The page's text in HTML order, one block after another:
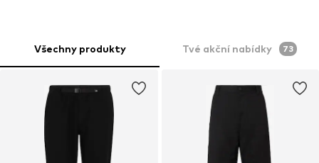
Všechny produkty Tvé akční nabídky 73